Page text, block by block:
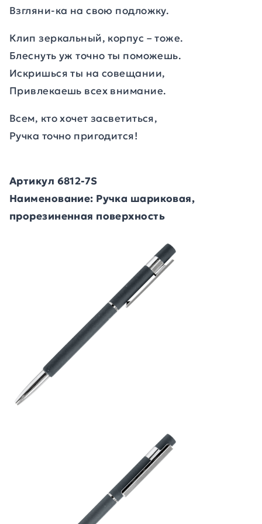
Взгляни-ка на свою подложку.
Клип зеркальный, корпус – тоже.
Блеснуть уж точно ты поможешь.
Искришься ты на совещании,
Привлекаешь всех внимание.
Всем, кто хочет засветиться,
Ручка точно пригодится!
Артикул 6812-7S
Наименование: Ручка шариковая,
прорезиненная поверхность